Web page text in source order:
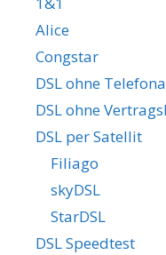
Alice
Congstar
DSL ohne
DSL ohne
DSL per Satellit
Filiago
skyDSL
StarDSL
DSL Speedtest